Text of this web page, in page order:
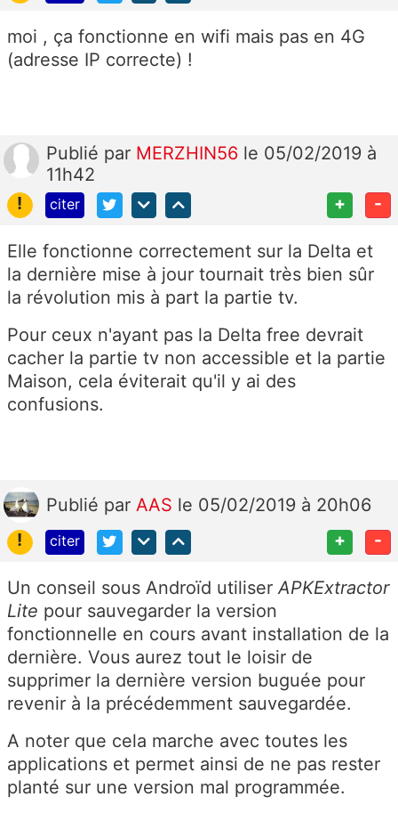
moi , ça fonctionne en wifi mais pas en 4G
(adresse IP correcte) !
Publié par MERZHIN56 le 05/02/2019 à
11h42
!
citer + -
Elle fonctionne correctement sur la Delta et
la dernière mise à jour tournait très bien sûr
la révolution mis à part la partie tv.
Pour ceux n'ayant pas la Delta free devrait
cacher la partie tv non accessible et la partie
Maison, cela éviterait qu'il y ai des
confusions.
Publié par AAS le 05/02/2019 à 20h06
!
citer + -
Un conseil sous Androïd utiliser APKExtractor
Lite pour sauvegarder la version
fonctionnelle en cours avant installation de la
dernière. Vous aurez tout le loisir de
supprimer la dernière version buguée pour
revenir à la précédemment sauvegardée.
A noter que cela marche avec toutes les
applications et permet ainsi de ne pas rester
planté sur une version mal programmée.